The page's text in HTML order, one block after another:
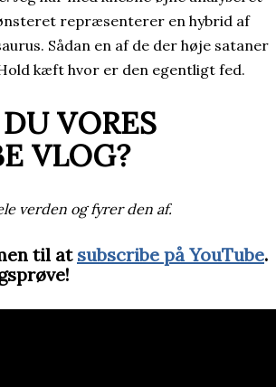
repræsenterer en hybrid af
Sådan en af de der høje sataner
kæft hvor er den egentligt fed.
VORES
VLOG?
verden og fyrer den af.
til at subscribe på YouTube.